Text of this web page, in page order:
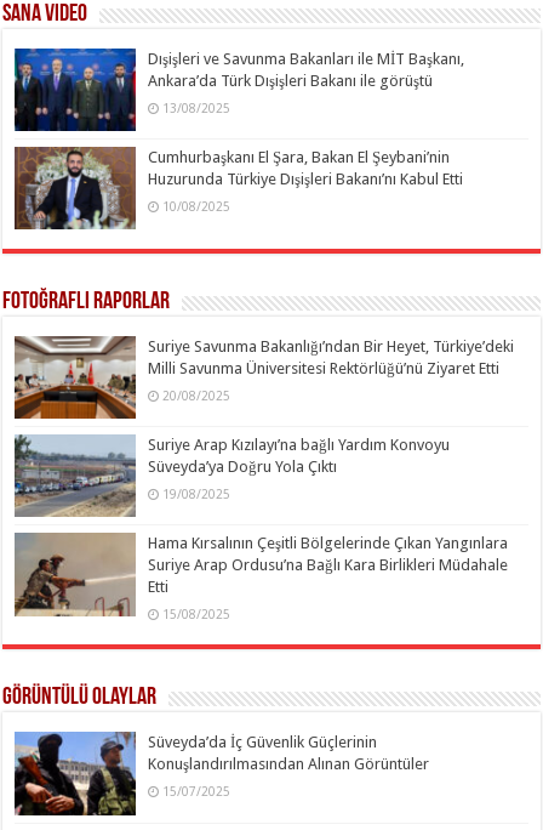
SANA Video
Dışişleri ve Savunma Bakanları ile MİT Başkanı,
Ankara’da Türk Dışişleri Bakanı ile görüştü
13/08/2025
Cumhurbaşkanı El Şara, Bakan El Şeybani’nin
Huzurunda Türkiye Dışişleri Bakanı’nı Kabul Etti
10/08/2025
Fotoğraflı Raporlar
Suriye Savunma Bakanlığı’ndan Bir Heyet, Türkiye’deki
Milli Savunma Üniversitesi Rektörlüğü’nü Ziyaret Etti
20/08/2025
Suriye Arap Kızılayı’na bağlı Yardım Konvoyu
Süveyda’ya Doğru Yola Çıktı
19/08/2025
Hama Kırsalının Çeşitli Bölgelerinde Çıkan Yangınlara
Suriye Arap Ordusu’na Bağlı Kara Birlikleri Müdahale
Etti
15/08/2025
Görüntülü Olaylar
Süveyda’da İç Güvenlik Güçlerinin
Konuşlandırılmasından Alınan Görüntüler
15/07/2025